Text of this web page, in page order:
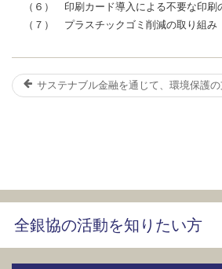
（６） 印刷カード導入による不要な印刷
（７） プラスチックゴミ削減の取り組み
サステナブル金融を通じて、環境保護の
全銀協の活動を知りたい方